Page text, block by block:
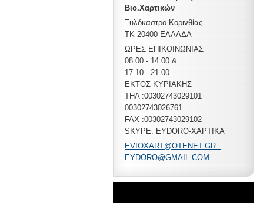
Βιο.Χαρτικών
Ξυλόκαστρο Κορινθίας
ΤΚ 20400 ΕΛΛΑΔΑ
ΩΡΕΣ ΕΠΙΚΟΙΝΩΝΙΑΣ
08.00 - 14.00 &
17.10 - 21.00
ΕΚΤΟΣ ΚΥΡΙΑΚΗΣ
ΤΗΛ :00302743029101
00302743026761
FAX :00302743029102
SKYPE: EYDORO-XAPTIKA
EVIOXART@OTENET.GR .
EYDORO@GMAIL.COM